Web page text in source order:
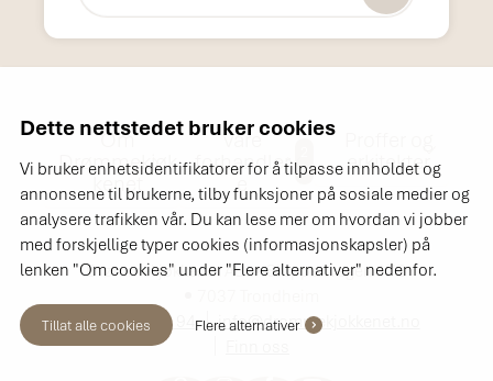
Dette nettstedet bruker cookies
Vi bruker enhetsidentifikatorer for å tilpasse innholdet og
annonsene til brukerne, tilby funksjoner på sosiale medier og
analysere trafikken vår. Du kan lese mer om hvordan vi jobber
med forskjellige typer cookies (informasjonskapsler) på
lenken "Om cookies" under "Flere alternativer" nedenfor.
Tillat alle cookies Flere alternativer
Om
Drømmekjøk
kenet
Våre
forhandler
e
6
arkitekter
Drømmekjøkkenet AS
Sluppenvegen 17B
+47 72 88 94 94
info@drommekjokkenet.no